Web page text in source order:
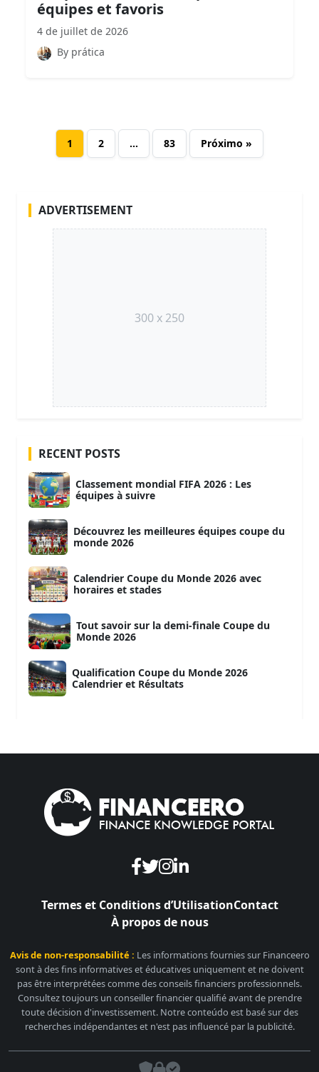
équipes et favoris
4 de juillet de 2026
By prática
1 2 … 83 Próximo »
ADVERTISEMENT
300 x 250
RECENT POSTS
Classement mondial FIFA 2026 : Les
équipes à suivre
Découvrez les meilleures équipes coupe du
monde 2026
Calendrier Coupe du Monde 2026 avec
horaires et stades
Tout savoir sur la demi-finale Coupe du
Monde 2026
Qualification Coupe du Monde 2026
Calendrier et Résultats
Termes et Conditions d’UtilisationContact
À propos de nous
Avis de non-responsabilité : Les informations fournies sur Financeero
sont à des fins informatives et éducatives uniquement et ne doivent
pas être interprétées comme des conseils financiers professionnels.
Consultez toujours un conseiller financier qualifié avant de prendre
toute décision d'investissement. Notre conteúdo est basé sur des
recherches indépendantes et n'est pas influencé par la publicité.